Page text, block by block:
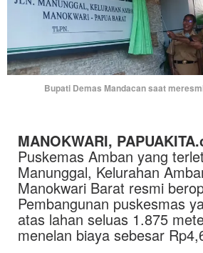
Bupati Demas Mandacan saat
MANOKWARI,
Puskemas Amban yang
Manunggal, Kelurahan
Manokwari Barat resmi
Pembangunan puskesmas
atas lahan seluas 1.875
menelan biaya sebesar